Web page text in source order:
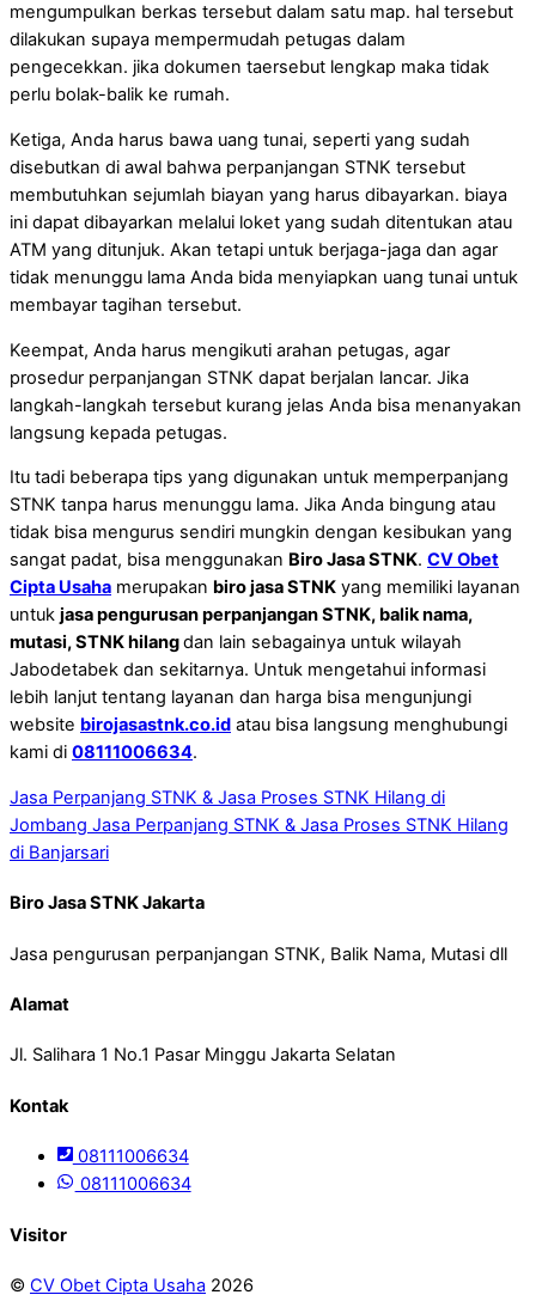
mengumpulkan berkas tersebut dalam satu map. hal tersebut
dilakukan supaya mempermudah petugas dalam
pengecekkan. jika dokumen taersebut lengkap maka tidak
perlu bolak-balik ke rumah.
Ketiga, Anda harus bawa uang tunai, seperti yang sudah
disebutkan di awal bahwa perpanjangan STNK tersebut
membutuhkan sejumlah biayan yang harus dibayarkan. biaya
ini dapat dibayarkan melalui loket yang sudah ditentukan atau
ATM yang ditunjuk. Akan tetapi untuk berjaga-jaga dan agar
tidak menunggu lama Anda bida menyiapkan uang tunai untuk
membayar tagihan tersebut.
Keempat, Anda harus mengikuti arahan petugas, agar
prosedur perpanjangan STNK dapat berjalan lancar. Jika
langkah-langkah tersebut kurang jelas Anda bisa menanyakan
langsung kepada petugas.
Itu tadi beberapa tips yang digunakan untuk memperpanjang
STNK tanpa harus menunggu lama. Jika Anda bingung atau
tidak bisa mengurus sendiri mungkin dengan kesibukan yang
sangat padat, bisa menggunakan Biro Jasa STNK. CV Obet
Cipta Usaha merupakan biro jasa STNK yang memiliki layanan
untuk jasa pengurusan perpanjangan STNK, balik nama,
mutasi, STNK hilangdan lain sebagainya untuk wilayah
Jabodetabek dan sekitarnya. Untuk mengetahui informasi
lebih lanjut tentang layanan dan harga bisa mengunjungi
website birojasastnk.co.id atau bisa langsung menghubungi
kami di 08111006634.
Jasa Perpanjang STNK & Jasa Proses STNK Hilang di
Jombang Jasa Perpanjang STNK & Jasa Proses STNK Hilang
di Banjarsari
Biro Jasa STNK Jakarta
Jasa pengurusan perpanjangan STNK, Balik Nama, Mutasi dll
Alamat
Jl. Salihara 1 No.1 Pasar Minggu Jakarta Selatan
Kontak
08111006634
08111006634
Visitor
© CV Obet Cipta Usaha 2026